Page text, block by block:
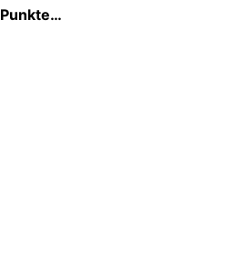
Punkte…